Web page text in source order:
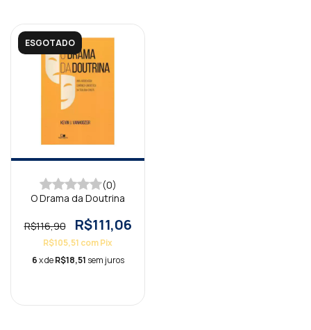
ESGOTADO
(0)
O Drama da Doutrina
R$116,90 R$111,06
R$105,51 comPix
6x deR$18,51 sem juros